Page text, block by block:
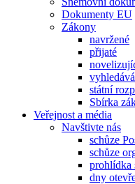
Dokumenty EU
Zákony
navržené
přijaté
státní
Sbírka
Veřejnost a média
Navštivte nás
schůze
schůze
prohlídka
dny